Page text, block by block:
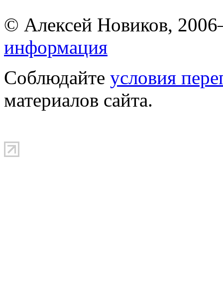
© Алексей Новиков,
информация
Соблюдайте условия
материалов сайта.